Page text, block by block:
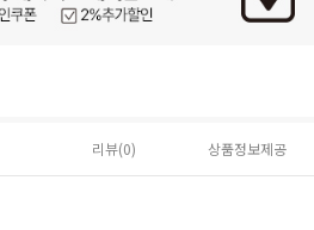
리뷰(0) 상품정보제공